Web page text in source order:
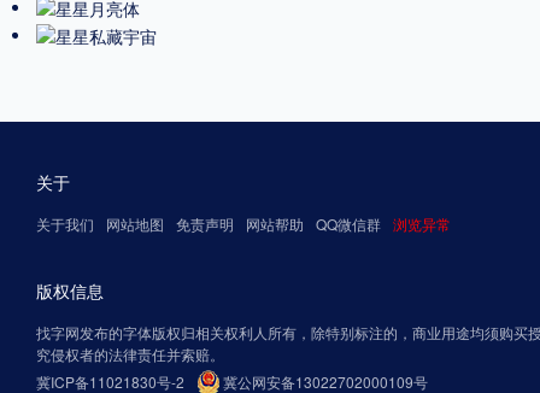
关于
关于我们 网站地图 免责声明 网站帮助 QQ微信群 浏览异常
版权信息
找字网发布的字体版权归相关权利人所有，除特别标注的，商业用途均须购买
究侵权者的法律责任并索赔。
冀ICP备11021830号-2
冀公网安备13022702000109号